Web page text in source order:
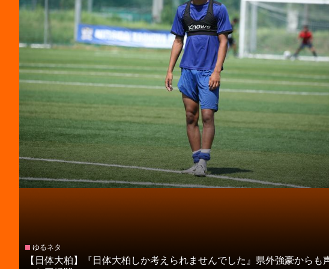
ゆるネタ
【日体大柏】『日体大柏しか考えられませんでした』県外強豪からも